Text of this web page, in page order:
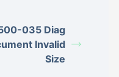
035 Diag
Invalid
Size